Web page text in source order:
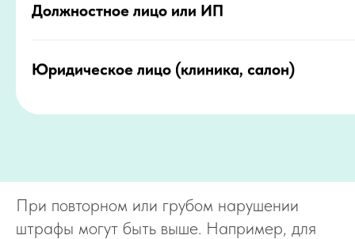
Должностное лицо или ИП
Юридическое лицо (клиника, салон)
При повторном или грубом нарушении
штрафы могут быть выше. Например, для